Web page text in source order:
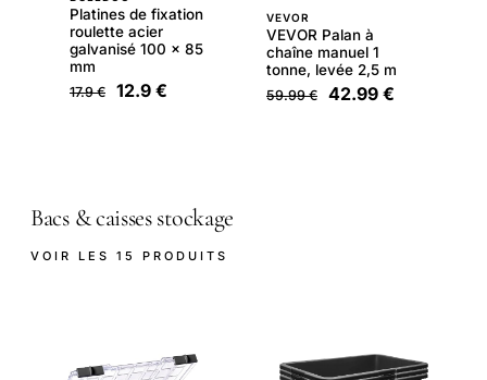
Platines de fixation
roulette acier
galvanisé 100 x 85
mm
17.9 € 12.9 €
VEVOR
VEVOR Palan à
chaîne manuel 1
tonne, levée 2,5 m
59.99 € 42.99 €
Bacs & caisses stockage
VOIR LES 15 PRODUITS